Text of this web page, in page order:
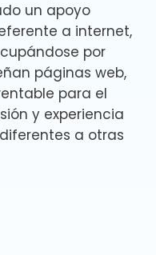
un apoyo
a internet,
por
páginas web,
para el
y experiencia
a otras